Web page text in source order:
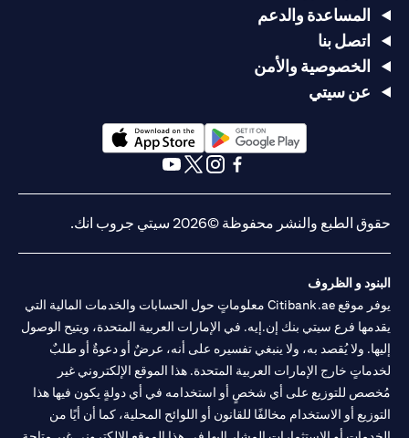
المساعدة والدعم
اتصل بنا
الخصوصية والأمن
عن سيتي
opens in a new tab
opens in a new tab
حقوق الطبع والنشر محفوظة ©2026 سيتي جروب انك.
البنود و الظروف
يوفر موقع Citibank.ae معلوماتٍ حول الحسابات والخدمات المالية التي
يقدمها فرع سيتي بنك إن.إيه. في الإمارات العربية المتحدة، ويتيح الوصول
إليها. ولا يُقصد به، ولا ينبغي تفسيره على أنه، عرضٌ أو دعوةٌ أو طلبٌ
لخدماتٍ خارج الإمارات العربية المتحدة. هذا الموقع الإلكتروني غير
مُخصص للتوزيع على أي شخصٍ أو استخدامه في أي دولةٍ يكون فيها هذا
التوزيع أو الاستخدام مخالفًا للقانون أو اللوائح المحلية، كما أن أيًا من